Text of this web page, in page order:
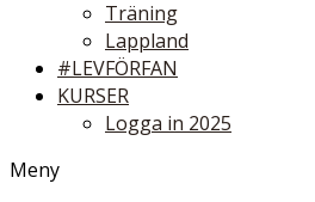
Träning
Lappland
#LEVFÖRFAN
KURSER
Logga in 2025
Meny